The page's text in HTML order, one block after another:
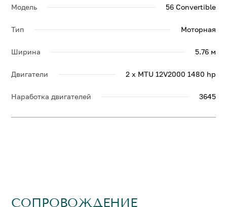
Модель 56 Convertible
Тип Моторная
Ширина 5.76 м
Двигатели 2 x MTU 12V2000 1480 hp
Наработка двигателей 3645
СОПРОВОЖДЕНИЕ